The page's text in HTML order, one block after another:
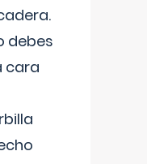
debes
cara